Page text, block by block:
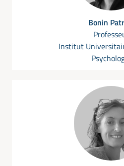
Bonin
Institut